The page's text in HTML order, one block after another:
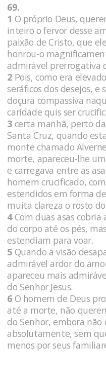
69.
1 O próprio Deus,
inteiro o fervor desse
paixão de Cristo, que
honrou-o
admirável prerrogativa
2 Pois, como era
seráficos dos desejos,
doçura compassiva
caridade quis ser
3 certa manhã, perto
Santa Cruz, quando
monte chamado
morte, apareceu-lhe
e carregava entre as
homem crucificado,
estendidos em forma
muita clareza o rosto do
4Com duas asas cobria
do corpo até os pés,
estendiam para voar.
5 Quando a visão
admirável ardor do
apareceu mais
do Senhor Jesus.
6 O homem de Deus
até a morte, não
do Senhor, embora não
absolutamente, sem
menos por seus